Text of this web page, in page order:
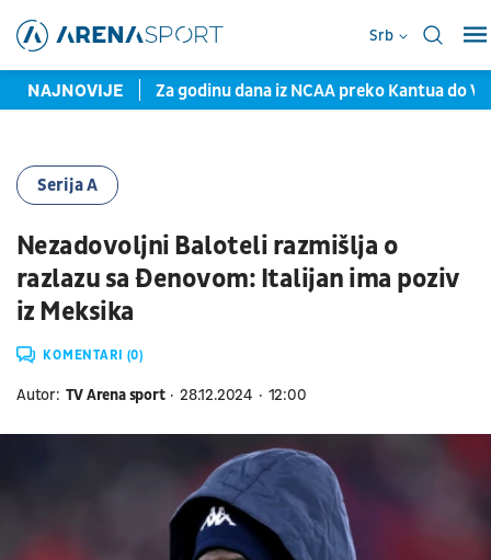
Srb
NAJNOVIJE
Partizana Za godinu dana iz NCAA preko Kantua do
Serija A
Nezadovoljni Baloteli razmišlja o
razlazu sa Đenovom: Italijan ima poziv
iz Meksika
KOMENTARI (0)
Autor: TV Arena sport 28.12.2024 12:00